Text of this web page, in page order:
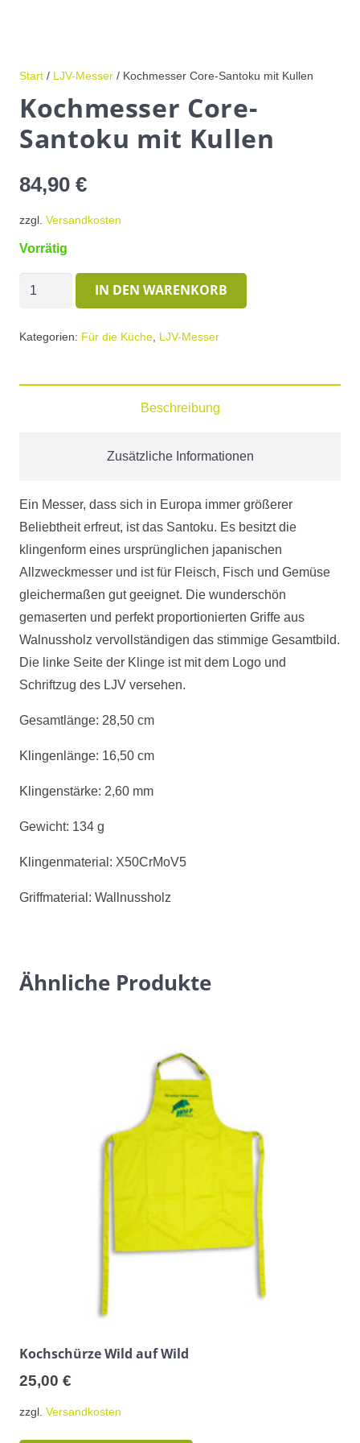
Start / LJV-Messer / Kochmesser Core-Santoku mit Kullen
Kochmesser Core-
Santoku mit Kullen
84,90 €
zzgl. Versandkosten
Vorrätig
Kochmesser
IN DEN WARENKORB
Kategorien: Für die Küche, LJV-Messer
Beschreibung
Zusätzliche Informationen
Ein Messer, dass sich in Europa immer größerer
Beliebtheit erfreut, ist das Santoku. Es besitzt die
klingenform eines ursprünglichen japanischen
Allzweckmesser und ist für Fleisch, Fisch und Gemüse
gleichermaßen gut geeignet. Die wunderschön
gemaserten und perfekt proportionierten Griffe aus
Walnussholz vervollständigen das stimmige Gesamtbild.
Die linke Seite der Klinge ist mit dem Logo und
Schriftzug des LJV versehen.
Gesamtlänge: 28,50 cm
Klingenlänge: 16,50 cm
Klingenstärke: 2,60 mm
Gewicht: 134 g
Klingenmaterial: X50CrMoV5
Griffmaterial: Wallnussholz
Ähnliche Produkte
Kochschürze Wild auf Wild
25,00 €
zzgl. Versandkosten